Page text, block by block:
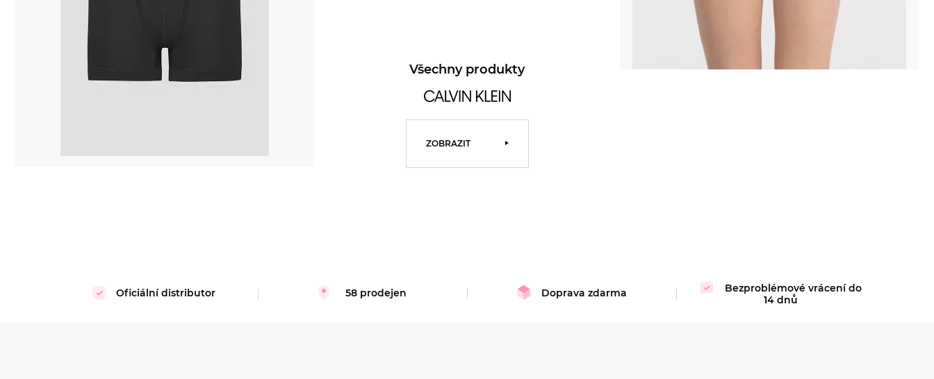
Všechny produkty
ZOBRAZIT
Oficiální distributor 58 prodejen Doprava zdarma
Bezproblémové vrácení do
14 dnů